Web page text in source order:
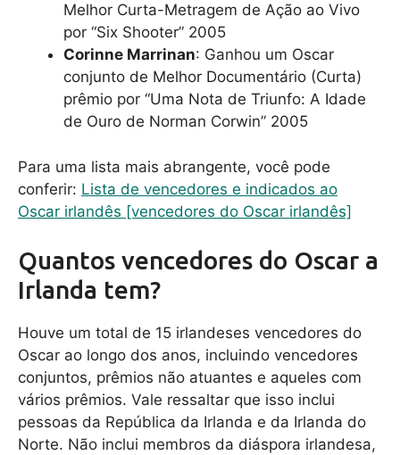
Melhor Curta-Metragem de Ação ao Vivo
por “Six Shooter” 2005
Corinne Marrinan: Ganhou um Oscar
conjunto de Melhor Documentário (Curta)
prêmio por “Uma Nota de Triunfo: A Idade
de Ouro de Norman Corwin” 2005
Para uma lista mais abrangente, você pode
conferir: Lista de vencedores e indicados ao
Oscar irlandês [vencedores do Oscar irlandês]
Quantos vencedores do Oscar a
Irlanda tem?
Houve um total de 15 irlandeses vencedores do
Oscar ao longo dos anos, incluindo vencedores
conjuntos, prêmios não atuantes e aqueles com
vários prêmios. Vale ressaltar que isso inclui
pessoas da República da Irlanda e da Irlanda do
Norte. Não inclui membros da diáspora irlandesa,